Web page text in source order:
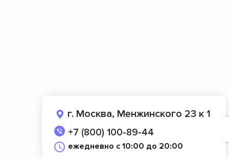
г. Москва, Менжинского 23 к 1
+7 (800) 100-89-44
ежедневно с 10:00 до 20:00